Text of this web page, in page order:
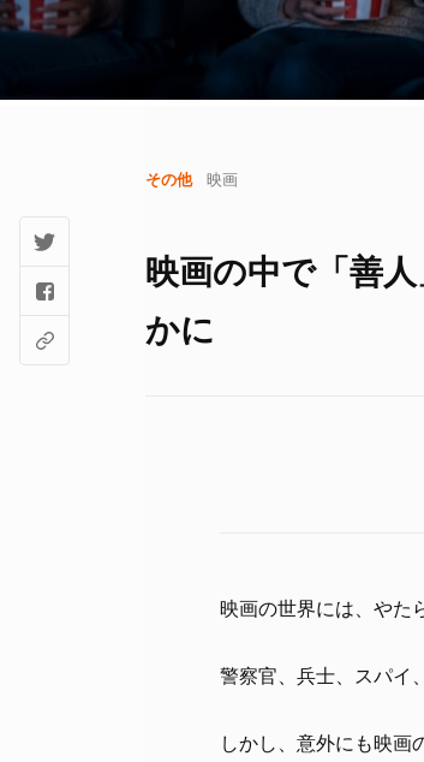
その他 映画
映画の中で「善
かに
映画の世界には、やた
警察官、兵士、スパイ
しかし、意外にも映画